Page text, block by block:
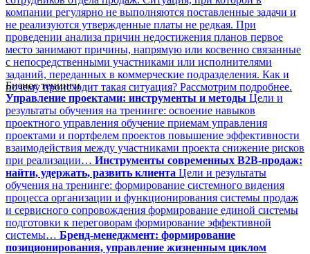
компании регулярно не выполняются поставленные задачи и
не реализуются утвержденные платы не редкая. При
проведении анализа причин недостижения планов первое
место занимают причины, напрямую или косвенно связанные
с непосредственными участниками или исполнителями
заданий, переданных в коммерческие подразделения. Как и
почему происходит такая ситуация? Рассмотрим подробнее.
Бизнес тенинги
Управление проектами: инструменты и методы Цели и
результаты обучения на тренинге: освоение навыков
проектного управления обучение приемам управления
проектами и портфелем проектов повышение эффективности
взаимодействия между участниками проекта снижение рисков
при реализации… Инструменты современных B2B-продаж:
найти, удержать, развить клиента Цели и результаты
обучения на тренинге: формирование системного видения
процесса организации и функционирования системы продаж
и сервисного сопровождения формирование единой системы
подготовки к переговорам формирование эффективной
системы… Бренд-менеджмент: формирование
позиционирования, управление жизненным циклом